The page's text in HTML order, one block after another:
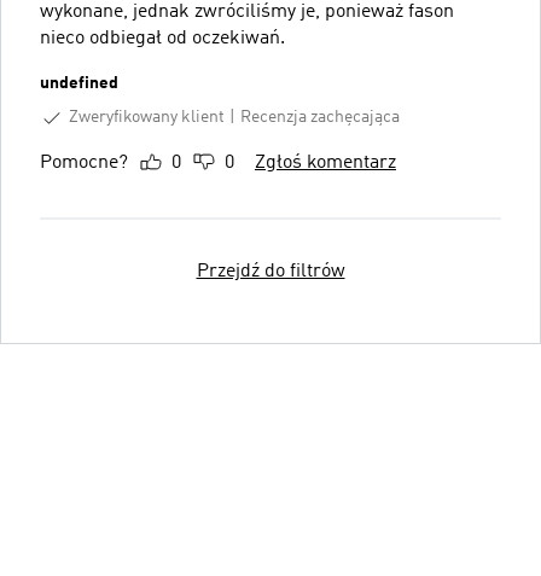
wykonane, jednak zwróciliśmy je, ponieważ fason
nieco odbiegał od oczekiwań.
undefined
Zweryfikowany klient
Recenzja zachęcająca
Pomocne? 0 0 Zgłoś komentarz
Przejdź do filtrów